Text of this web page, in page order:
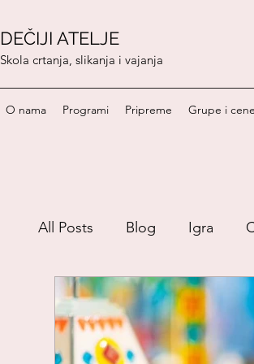
DEČIJI ATELJE
Skola crtanja, slikanja i vajanja
O nama Programi Pripreme Grupe i cene
All Posts Blog Igra
RECEPTI Umetnost
Vaspitanje-deca URADI